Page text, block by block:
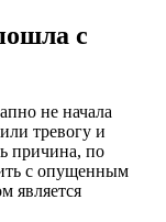
с
не начала
тревогу и
причина, по
с опущенным
является